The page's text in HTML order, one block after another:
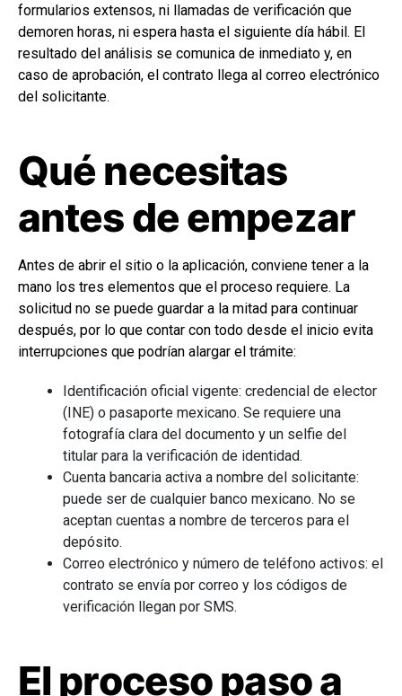
formularios extensos, ni llamadas de verificación que
demoren horas, ni espera hasta el siguiente día hábil. El
resultado del análisis se comunica de inmediato y, en
caso de aprobación, el contrato llega al correo electrónico
del solicitante.
Qué necesitas
antes de empezar
Antes de abrir el sitio o la aplicación, conviene tener a la
mano los tres elementos que el proceso requiere. La
solicitud no se puede guardar a la mitad para continuar
después, por lo que contar con todo desde el inicio evita
interrupciones que podrían alargar el trámite:
Identificación oficial vigente: credencial de elector
(INE) o pasaporte mexicano. Se requiere una
fotografía clara del documento y un selfie del
titular para la verificación de identidad.
Cuenta bancaria activa a nombre del solicitante:
puede ser de cualquier banco mexicano. No se
aceptan cuentas a nombre de terceros para el
depósito.
Correo electrónico y número de teléfono activos: el
contrato se envía por correo y los códigos de
verificación llegan por SMS.
El proceso paso a